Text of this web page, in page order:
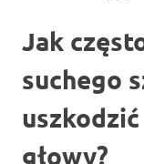
Jak
suchego
głowy?